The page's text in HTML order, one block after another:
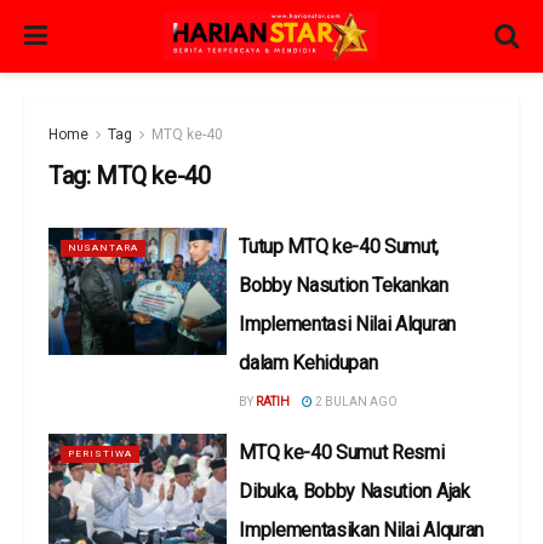
Home Tag MTQ ke-40
Tag: MTQ ke-40
NUSANTARA
Tutup MTQ ke-40 Sumut,
Bobby Nasution Tekankan
Implementasi Nilai Alquran
dalam Kehidupan
BY RATIH 2 BULAN AGO
PERISTIWA
MTQ ke-40 Sumut Resmi
Dibuka, Bobby Nasution Ajak
Implementasikan Nilai Alquran